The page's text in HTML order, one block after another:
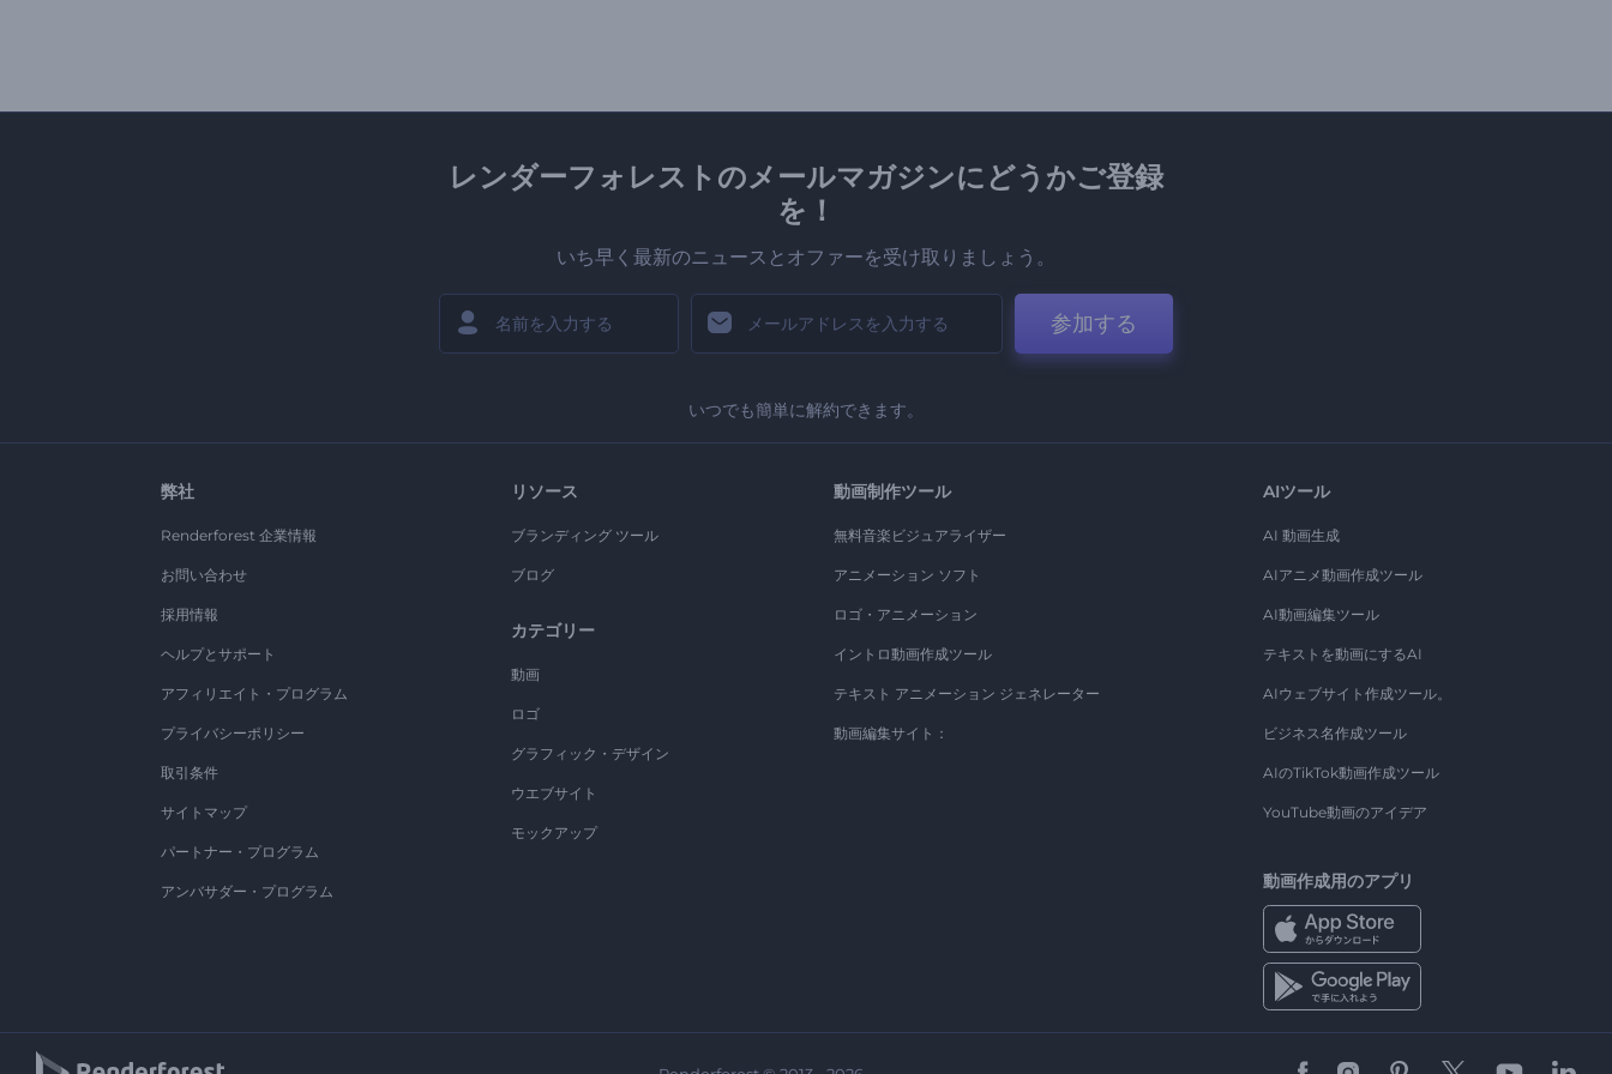
レンダーフォレストのメールマガジンにどうかご登録
を！
いち早く最新のニュースとオファーを受け取りましょう。
参加する
いつでも簡単に解約できます。
弊社
Renderforest 企業情報
お問い合わせ
採用情報
ヘルプとサポート
アフィリエイト・プログラム
プライバシーポリシー
取引条件
サイトマップ
パートナー・プログラム
アンバサダー・プログラム
リソース
ブランディング ツール
ブログ
カテゴリー
動画
ロゴ
グラフィック・デザイン
ウエブサイト
モックアップ
動画制作ツール
無料音楽ビジュアライザー
アニメーション ソフト
ロゴ・アニメーション
イントロ動画作成ツール
テキスト アニメーション ジェネレーター
動画編集サイト：
AIツール
AI 動画生成
AIアニメ動画作成ツール
AI動画編集ツール
テキストを動画にするAI
AIウェブサイト作成ツール。
ビジネス名作成ツール
AIのTikTok動画作成ツール
YouTube動画のアイデア
動画作成用のアプリ